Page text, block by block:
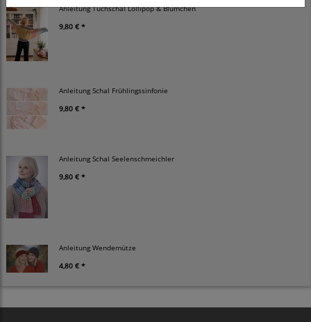
Anleitung Tuchschal Lollipop & Blümchen
9,80 € *
Anleitung Schal Frühlingssinfonie
9,80 € *
Anleitung Schal Seelenschmeichler
9,80 € *
Anleitung Wendemütze
4,80 € *